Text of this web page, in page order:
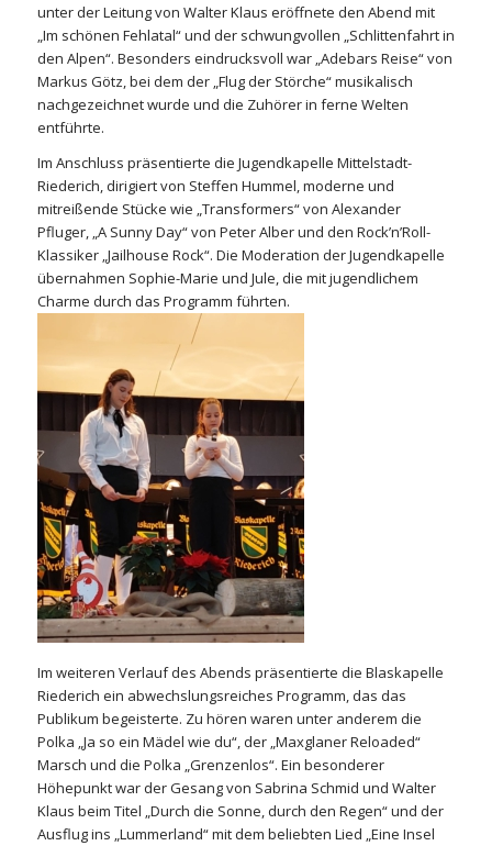
unter der Leitung von Walter Klaus eröffnete den Abend mit
„Im schönen Fehlatal“ und der schwungvollen „Schlittenfahrt in
den Alpen“. Besonders eindrucksvoll war „Adebars Reise“ von
Markus Götz, bei dem der „Flug der Störche“ musikalisch
nachgezeichnet wurde und die Zuhörer in ferne Welten
entführte.
Im Anschluss präsentierte die Jugendkapelle Mittelstadt-
Riederich, dirigiert von Steffen Hummel, moderne und
mitreißende Stücke wie „Transformers“ von Alexander
Pfluger, „A Sunny Day“ von Peter Alber und den Rock’n’Roll-
Klassiker „Jailhouse Rock“. Die Moderation der Jugendkapelle
übernahmen Sophie-Marie und Jule, die mit jugendlichem
Charme durch das Programm führten.
Im weiteren Verlauf des Abends präsentierte die Blaskapelle
Riederich ein abwechslungsreiches Programm, das das
Publikum begeisterte. Zu hören waren unter anderem die
Polka „Ja so ein Mädel wie du“, der „Maxglaner Reloaded“
Marsch und die Polka „Grenzenlos“. Ein besonderer
Höhepunkt war der Gesang von Sabrina Schmid und Walter
Klaus beim Titel „Durch die Sonne, durch den Regen“ und der
Ausflug ins „Lummerland“ mit dem beliebten Lied „Eine Insel